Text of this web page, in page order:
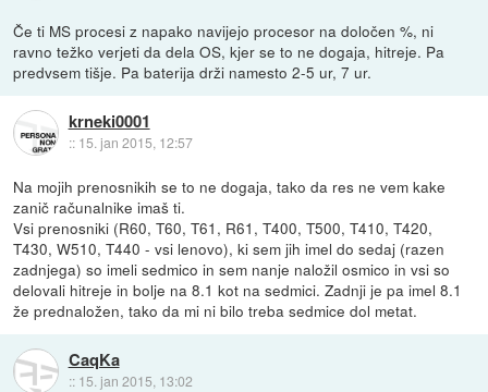
Če ti MS procesi z napako navijejo procesor na določen %, ni
ravno težko verjeti da dela OS, kjer se to ne dogaja, hitreje. Pa
predvsem tišje. Pa baterija drži namesto 2-5 ur, 7 ur.
krneki0001
:: 15. jan 2015, 12:57
Na mojih prenosnikih se to ne dogaja, tako da res ne vem kake
zanič računalnike imaš ti.
Vsi prenosniki (R60, T60, T61, R61, T400, T500, T410, T420,
T430, W510, T440 - vsi lenovo), ki sem jih imel do sedaj (razen
zadnjega) so imeli sedmico in sem nanje naložil osmico in vsi so
delovali hitreje in bolje na 8.1 kot na sedmici. Zadnji je pa imel 8.1
že prednaložen, tako da mi ni bilo treba sedmice dol metat.
CaqKa
:: 15. jan 2015, 13:02